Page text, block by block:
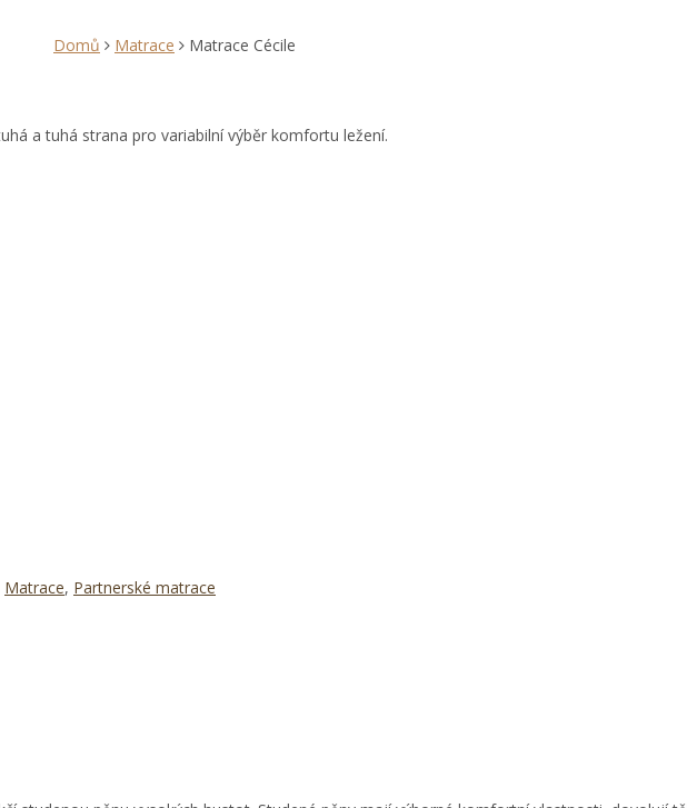
Domů
Matrace Matrace Cécile
a tuhá strana pro variabilní výběr komfortu ležení.
Matrace, Partnerské matrace